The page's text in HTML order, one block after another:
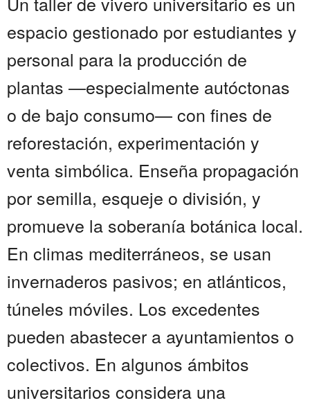
espacio gestionado por estudiantes y
personal para la producción de
plantas —especialmente autóctonas
o de bajo consumo— con fines de
reforestación, experimentación y
venta simbólica. Enseña propagación
por semilla, esqueje o división, y
promueve la soberanía botánica local.
En climas mediterráneos, se usan
invernaderos pasivos; en atlánticos,
túneles móviles. Los excedentes
pueden abastecer a ayuntamientos o
colectivos. En algunos ámbitos
universitarios considera una